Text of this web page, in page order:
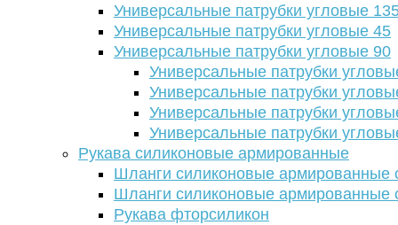
Универсальные патрубки угловые
Универсальные патрубки угловые 45
Универсальные патрубки угловые 90
Универсальные патрубки
Универсальные патрубки
Универсальные патрубки
Универсальные патрубки
Рукава силиконовые армированные
Шланги силиконовые армированные
Шланги силиконовые армированные
Рукава фторсиликон